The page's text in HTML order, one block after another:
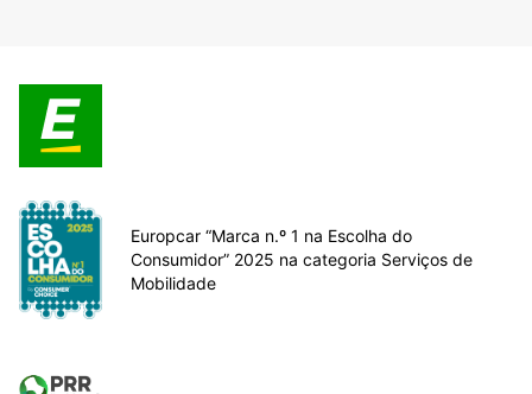
Europcar “Marca n.º 1 na Escolha do
Consumidor” 2025 na categoria Serviços de
Mobilidade